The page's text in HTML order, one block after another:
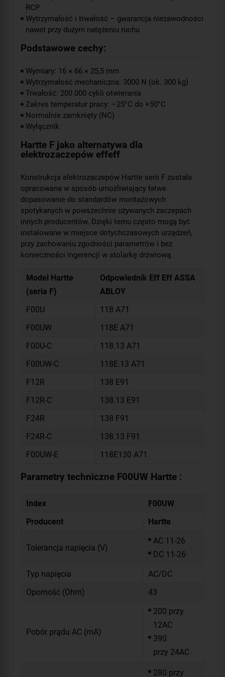
RCP
Wytrzymałość i trwałość – gwarancja niezawodności
nawet przy dużym natężeniu ruchu
Podstawowe cechy:
Wymiary: 16 × 66 × 25,5 mm
Wytrzymałość mechaniczna: 3000 N (ok. 300 kg)
Trwałość: 200 000 cykli otwierania
Zakres temperatur pracy: –25°C do +50°C
Normalnie zamknięty (NC)
Wyłącznik
Hartte F jako alternatywa dla
elektrozaczepów effeff
Konstrukcja elektrozaczepów Hartte serii F została
opracowana w sposób umożliwiający łatwe
dopasowanie do standardów montażowych
spotykanych w powszechnie używanych zaczepach
innych producentów. Dzięki temu często mogą być
instalowane w miejsce dotychczasowych urządzeń,
przy zachowaniu zgodności parametrów i bez
konieczności ingerencji w stolarkę drzwiową.
Model Hartte
(seria F)
Odpowiednik Eff Eff ASSA
ABLOY
F00U
118 A71
F00UW
118E A71
F00U-C
118.13 A71
F00UW-C
118E.13 A71
F12R
138 E91
F12R-C
138.13 E91
F24R
138 F91
F24R-C
138.13 F91
F00UW-E
118E130 A71
Parametry techniczne F00UW Hartte :
Index
F00UW
Producent
Hartte
Tolerancja napięcia (V)
AC 11-26
DC 11-26
Typ napięcia
AC/DC
Oporność (Ohm)
43
Pobór prądu AC (mA)
200 przy
12AC
390
przy 24AC
280 przy